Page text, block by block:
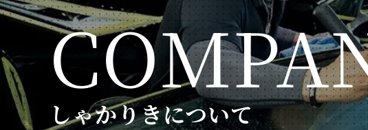
しゃかりきについて